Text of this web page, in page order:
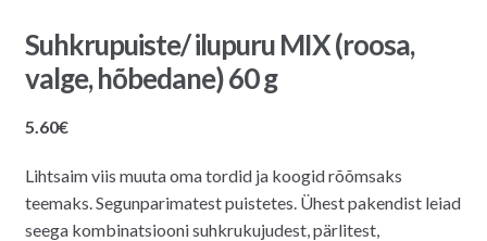
Suhkrupuiste/ ilupuru MIX (roosa,
valge, hõbedane) 60 g
5.60€
Lihtsaim viis muuta oma tordid ja koogid rõõmsaks
teemaks. Segunparimatest puistetes. Ühest pakendist leiad
seega kombinatsiooni suhkrukujudest, pärlitest,